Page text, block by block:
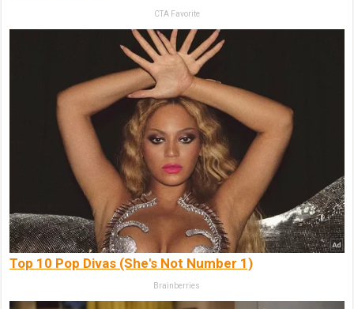
CTA Favorite
Top 10 Pop Divas (She's Not Number 1)
Brainberries